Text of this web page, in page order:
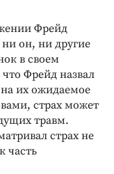
Фрейд
он, ни другие
в своем
Фрейд назвал
их ожидаемое
страх может
травм.
страх не
часть